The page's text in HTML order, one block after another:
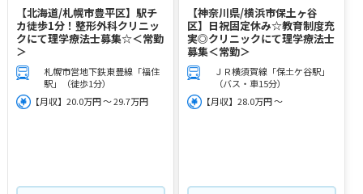
【北海道/札幌市豊平区】駅チ
カ徒歩1分！整形外科クリニッ
クにて理学療法士募集☆＜常勤
＞
札幌市営地下鉄東豊線「福住
駅」（徒歩1分）
【月収】20.0万円 ～ 29.7万円
【神奈川県/横浜市保土ヶ谷
区】日祝固定休み☆教育制度充
実◎クリニックにて理学療法士
募集＜常勤＞
ＪＲ横須賀線「保土ケ谷駅」
（バス・車15分）
【月収】28.0万円 ～